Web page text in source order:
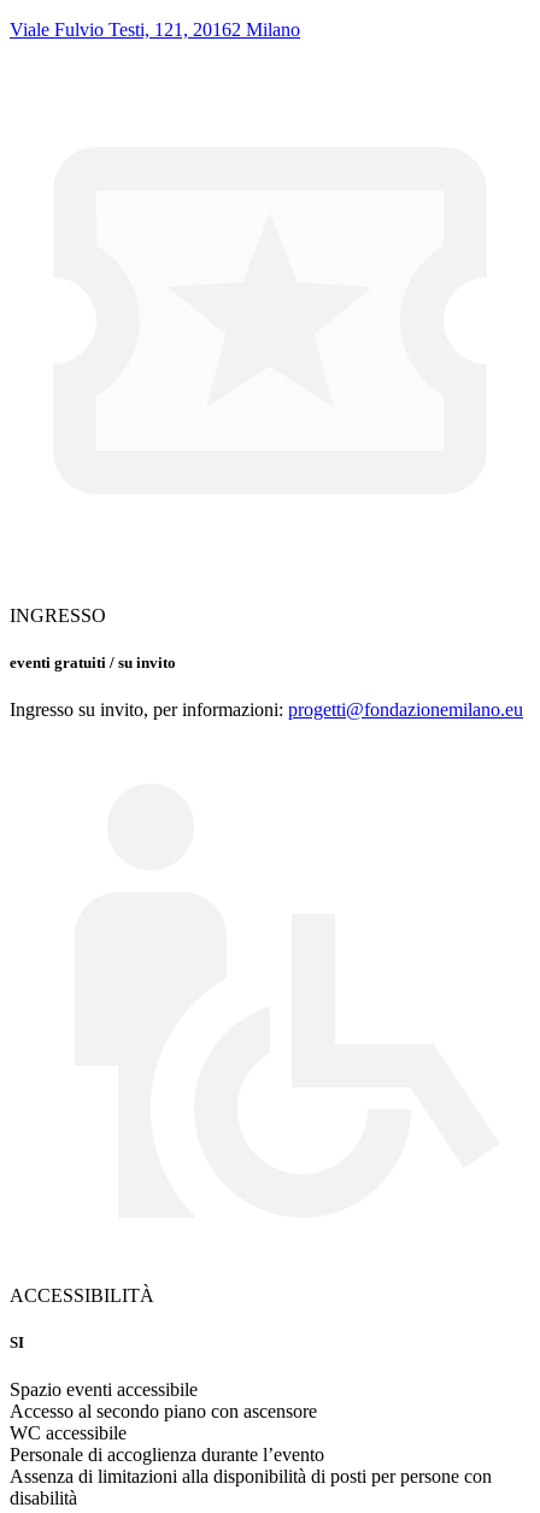
Viale Fulvio Testi, 121, 20162 Milano
INGRESSO
eventi gratuiti / su invito
Ingresso su invito, per informazioni: progetti@fondazionemilano.eu
ACCESSIBILITÀ
SI
Spazio eventi accessibile
Accesso al secondo piano con ascensore
WC accessibile
Personale di accoglienza durante l’evento
Assenza di limitazioni alla disponibilità di posti per persone con
disabilità